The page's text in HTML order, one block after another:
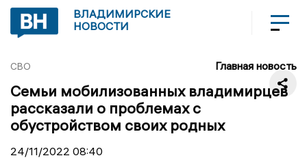
ВЛАДИМИРСКИЕ
НОВОСТИ
СВО Главная новость
Семьи мобилизованных владимирцев
рассказали о проблемах с
обустройством своих родных
24/11/2022 08:40